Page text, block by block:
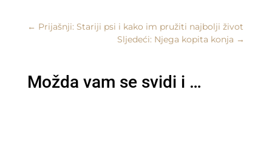
← Prijašnji: Stariji psi i kako im pružiti najbolji život
Sljedeći: Njega kopita konja →
Možda vam se svidi i …